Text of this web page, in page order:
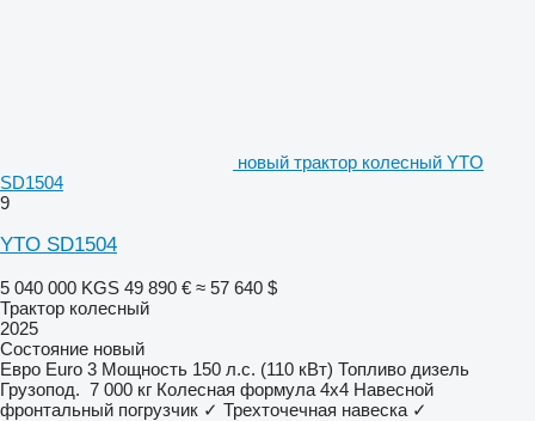
новый трактор колесный YTO
SD1504
9
YTO SD1504
5 040 000 KGS 49 890 € ≈ 57 640 $
Трактор колесный
2025
Состояние новый
Евро Euro 3 Мощность 150 л.с. (110 кВт) Топливо дизель
Грузопод. 7 000 кг Колесная формула 4x4 Навесной
фронтальный погрузчик ✓ Трехточечная навеска ✓